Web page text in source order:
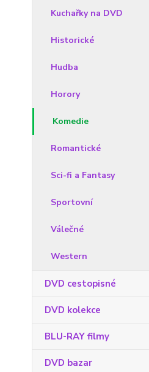
Kuchařky na DVD
Historické
Hudba
Horory
Komedie
Romantické
Sci-fi a Fantasy
Sportovní
Válečné
Western
DVD cestopisné
DVD kolekce
BLU-RAY filmy
DVD bazar